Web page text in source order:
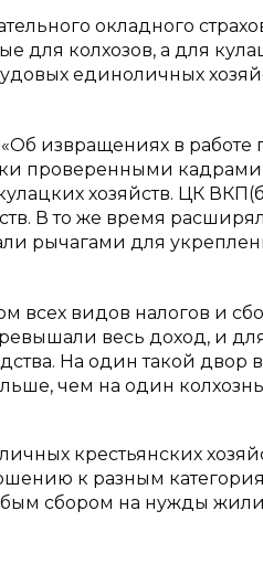
окладного
для колхозов, а для
единоличных
извращениях в работе
проверенными кадрами
хозяйств. ЦК
В то же время
рычагами для
всех видов налогов и
весь доход, и
На один такой двор
чем на один
крестьянских
к разным
сбором на нужды